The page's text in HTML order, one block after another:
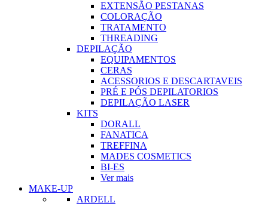
EXTENSÃO PESTANAS
COLORAÇÃO
TRATAMENTO
THREADING
DEPILAÇÃO
EQUIPAMENTOS
CERAS
ACESSORIOS E DESCARTAVEIS
PRÉ E PÓS DEPILATORIOS
DEPILAÇÃO LASER
KITS
DORALL
FANATICA
TREFFINA
MADES COSMETICS
BI-ES
Ver mais
MAKE-UP
ARDELL